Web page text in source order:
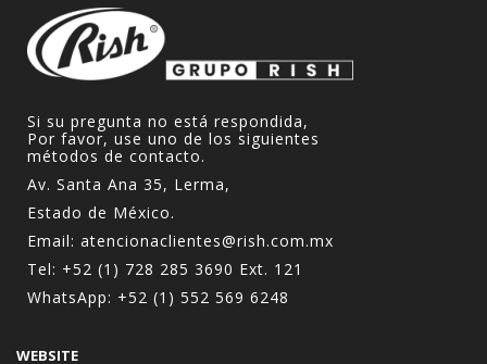
Si su pregunta no está respondida,
Por favor, use uno de los siguientes
métodos de contacto.
Av. Santa Ana 35, Lerma,
Estado de México.
Email: atencionaclientes@rish.com.mx
Tel: +52 (1) 728 285 3690 Ext. 121
WhatsApp: +52 (1) 552 569 6248
WEBSITE